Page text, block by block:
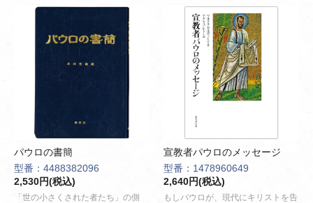
パウロの書簡
型番：4488382096
2,530円(税込)
「世の小さくされた者たち」の側
宣教者パウロのメッセージ
型番：1478960649
2,640円(税込)
もしパウロが、現代にキリストを告